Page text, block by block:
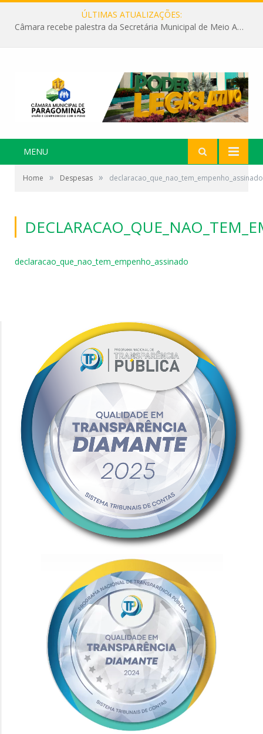
ÚLTIMAS ATUALIZAÇÕES:
Câmara recebe palestra da Secretária Municipal de Meio Ambiente sobre as ações da “SEMANA DO MEIO AMBIENTE”
MENU
Home » Despesas » declaracao_que_nao_tem_empenho_assinado
declaracao_que_nao_tem_empenho_assinado